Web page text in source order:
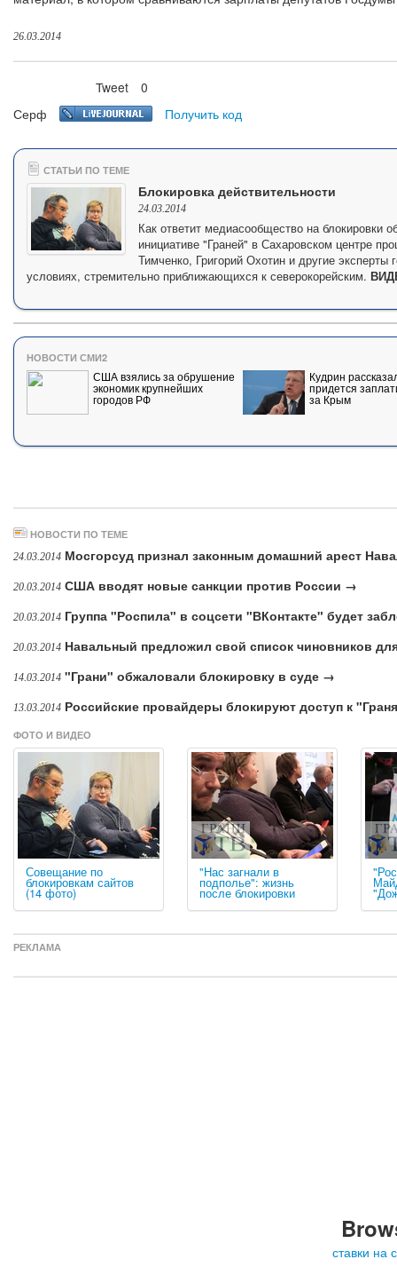
26.03.2014
Tweet
0
Серф
Получить код
СТАТЬИ ПО ТЕМЕ
Блокировка действительности
24.03.2014
Как ответит медиасообщество на блокировки
инициативе "Граней" в Сахаровском центре
Тимченко, Григорий Охотин и другие эксперты
условиях, стремительно приближающихся к северокорейским.
НОВОСТИ СМИ2
США взялись за обрушение
экономик крупнейших
городов РФ
Кудрин
придется
за Крым
НОВОСТИ ПО ТЕМЕ
24.03.2014 Мосгорсуд признал законным домашний арест
20.03.2014 США вводят новые санкции против России →
20.03.2014 Группа "Роспила" в соцсети "ВКонтакте" будет
20.03.2014 Навальный предложил свой список чиновников
14.03.2014 "Грани" обжаловали блокировку в суде →
13.03.2014 Российские провайдеры блокируют доступ к
ФОТО И ВИДЕО
Совещание по
блокировкам сайтов
(14 фото)
"Нас загнали в
подполье": жизнь
после блокировки
РЕКЛАМА
ставки на